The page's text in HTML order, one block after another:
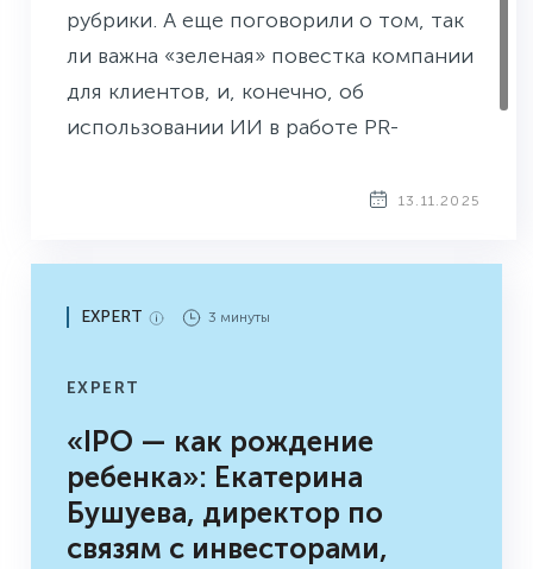
рубрики. А еще поговорили о том, так
ли важна «зеленая» повестка компании
для клиентов, и, конечно, об
использовании ИИ в работе PR-
13.11.2025
EXPERT 3 минуты
EXPERT
«IPO — как рождение
ребенка»: Екатерина
Бушуева, директор по
связям с инвесторами,